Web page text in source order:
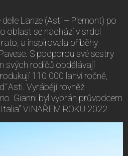
Lanze (Asti – Piemont) po
oblast se nachází v srdci
a inspirovala příběhy
S podporou své sestry
svých rodičů obdělávají
110 000 lahví ročně,
Vyrábějí rovněž
Gianni byl vybrán průvodcem
VINAŘEM ROKU 2022.